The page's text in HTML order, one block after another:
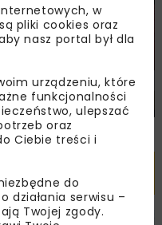
w
pliki cookies oraz
nasz portal był dla
urządzeniu, które
funkcjonalności
ulepszać
oraz
Ciebie treści i
do
działania serwisu –
Twojej zgody.